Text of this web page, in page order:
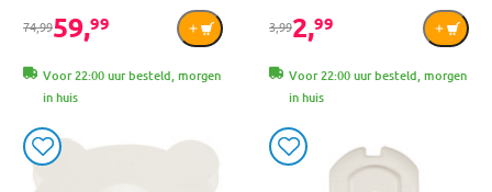
74,9959,99
Voor 22:00 uur besteld, morgen
in huis
3,992,99
Voor 22:00 uur besteld, morgen
in huis